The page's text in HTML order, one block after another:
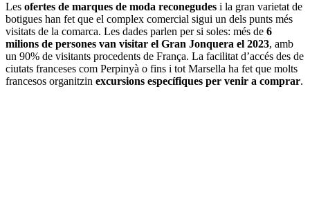
Les ofertes de marques de moda reconegudes i la gran varietat de
botigues han fet que el complex comercial sigui un dels punts més
visitats de la comarca. Les dades parlen per si soles: més de 6
milions de persones van visitar el Gran Jonquera el 2023, amb
un 90% de visitants procedents de França. La facilitat d’accés des de
ciutats franceses com Perpinyà o fins i tot Marsella ha fet que molts
francesos organitzin excursions específiques per venir a comprar.